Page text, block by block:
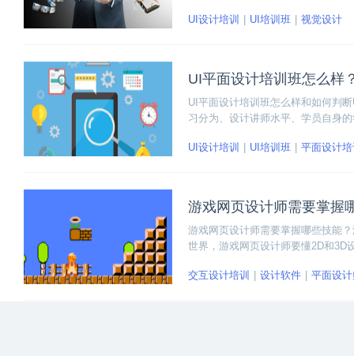
UI设计培训
UI培训班 视觉设计
UI平面设计培训班怎么样
UI平面设计培训班怎么样和如何判
习分为、设计讲师水平、学员自身
UI设计培训
UI培训班 平面设计
游戏网页设计师需要掌握
游戏网页设计师需要掌握哪些技能
世界，游戏网页设计师要懂2D和3D
交互设计培训
设计软件 平面设